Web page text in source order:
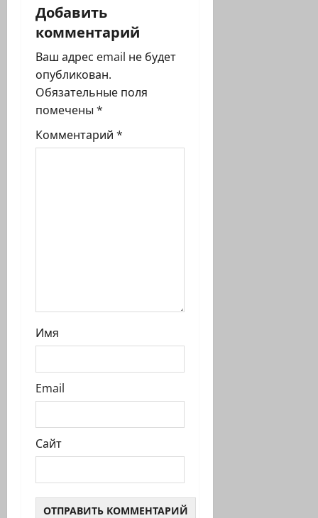
ц
и
я
з
а
Добавить
комментарий
Ваш адрес email не будет
опубликован.
Обязательные поля
помечены *
Комментарий *
Имя
Email
Сайт